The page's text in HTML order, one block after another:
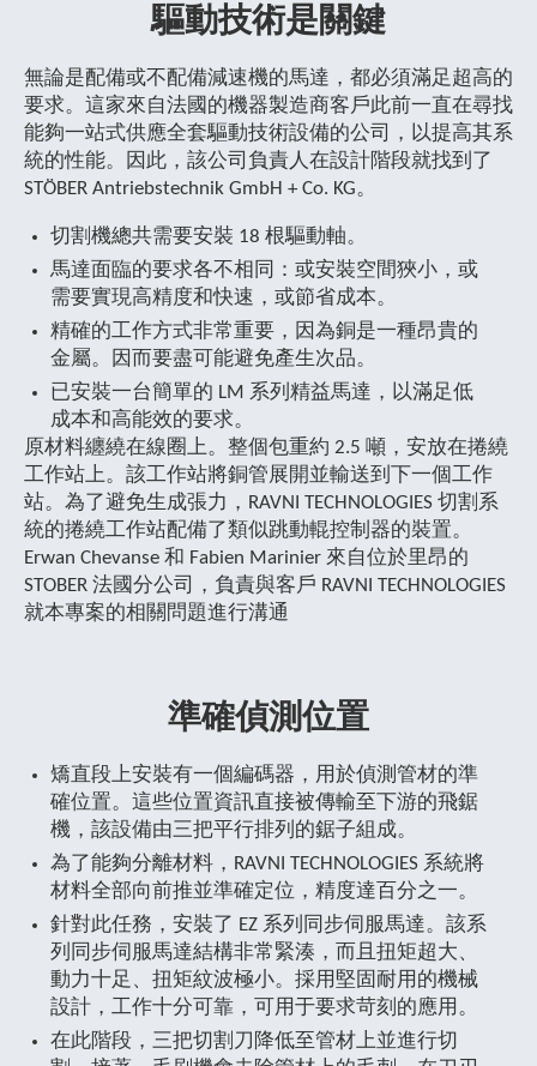
驅動技術是關鍵
無論是配備或不配備減速機的馬達，都必須滿足超高的
要求。這家來自法國的機器製造商客戶此前一直在尋找
能夠一站式供應全套驅動技術設備的公司，以提高其系
統的性能。因此，該公司負責人在設計階段就找到了
STÖBER Antriebstechnik GmbH + Co. KG。
切割機總共需要安裝 18 根驅動軸。
馬達面臨的要求各不相同：或安裝空間狹小，或
需要實現高精度和快速，或節省成本。
精確的工作方式非常重要，因為銅是一種昂貴的
金屬。因而要盡可能避免產生次品。
已安裝一台簡單的 LM 系列精益馬達，以滿足低
成本和高能效的要求。
原材料纏繞在線圈上。整個包重約 2.5 噸，安放在捲繞
工作站上。該工作站將銅管展開並輸送到下一個工作
站。為了避免生成張力，RAVNI TECHNOLOGIES 切割系
統的捲繞工作站配備了類似跳動輥控制器的裝置。
Erwan Chevanse 和 Fabien Marinier 來自位於里昂的
STOBER 法國分公司，負責與客戶 RAVNI TECHNOLOGIES
就本專案的相關問題進行溝通
準確偵測位置
矯直段上安裝有一個編碼器，用於偵測管材的準
確位置。這些位置資訊直接被傳輸至下游的飛鋸
機，該設備由三把平行排列的鋸子組成。
為了能夠分離材料，RAVNI TECHNOLOGIES 系統將
材料全部向前推並準確定位，精度達百分之一。
針對此任務，安裝了 EZ 系列同步伺服馬達。該系
列同步伺服馬達結構非常緊湊，而且扭矩超大、
動力十足、扭矩紋波極小。採用堅固耐用的機械
設計，工作十分可靠，可用于要求苛刻的應用。
在此階段，三把切割刀降低至管材上並進行切